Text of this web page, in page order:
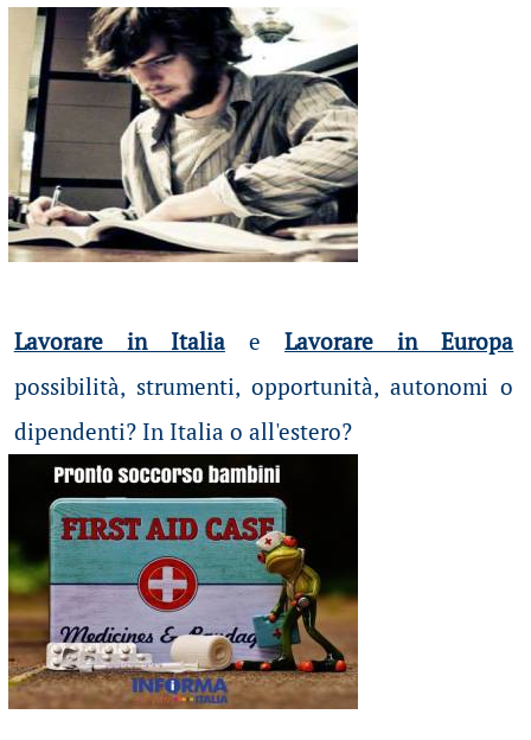
Lavorare in Italia e
Lavorare in Europa
possibilità, strumenti, opportunità, autonomi o
dipendenti? In Italia o all'estero?